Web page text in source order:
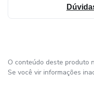
O conteúdo deste produto
Se você vir informações